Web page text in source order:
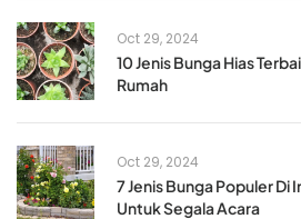
Oct 29, 2024
10 Jenis Bunga Hias
Rumah
Oct 29, 2024
7 Jenis Bunga Populer Di
Untuk Segala Acara